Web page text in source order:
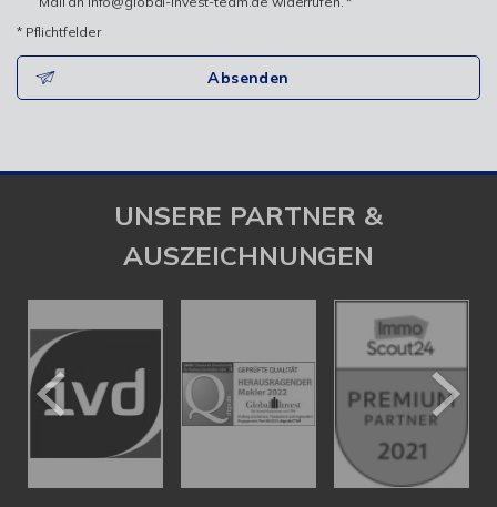
* Pflichtfelder
Absenden
UNSERE PARTNER &
AUSZEICHNUNGEN